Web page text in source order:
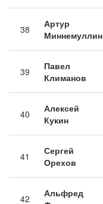
38
Артур
Миннемуллин
39
Павел
Климанов
40
Алексей
Кукин
41
Сергей
Орехов
42
Альфред